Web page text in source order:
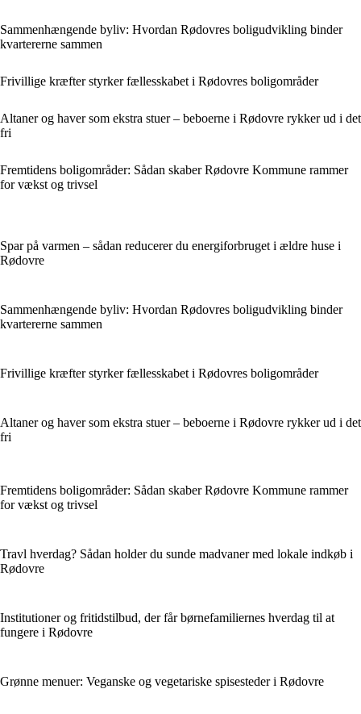
Sammenhængende byliv: Hvordan Rødovres boligudvikling binder
kvartererne sammen
Frivillige kræfter styrker fællesskabet i Rødovres boligområder
Altaner og haver som ekstra stuer – beboerne i Rødovre rykker ud i det
fri
Fremtidens boligområder: Sådan skaber Rødovre Kommune rammer
for vækst og trivsel
Spar på varmen – sådan reducerer du energiforbruget i ældre huse i
Rødovre
Sammenhængende byliv: Hvordan Rødovres boligudvikling binder
kvartererne sammen
Frivillige kræfter styrker fællesskabet i Rødovres boligområder
Altaner og haver som ekstra stuer – beboerne i Rødovre rykker ud i det
fri
Fremtidens boligområder: Sådan skaber Rødovre Kommune rammer
for vækst og trivsel
Travl hverdag? Sådan holder du sunde madvaner med lokale indkøb i
Rødovre
Institutioner og fritidstilbud, der får børnefamiliernes hverdag til at
fungere i Rødovre
Grønne menuer: Veganske og vegetariske spisesteder i Rødovre